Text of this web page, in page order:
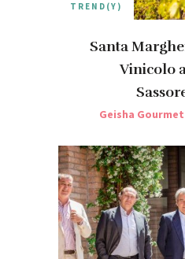
TREND(Y)
Santa
Vinicolo
Geisha Gourmet